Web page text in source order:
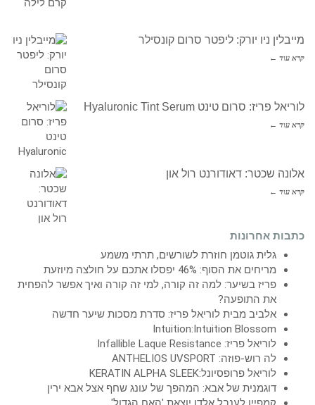
מייבלין ניו יורק: ליפטר סרום קונסילר
קרא עוד ←
לוריאל פריז: סרום טינט Hyaluronic Tint Serum
קרא עוד ←
אלונה שכטר: דאודורנט רול און
קרא עוד ←
כתבות אחרונות
גלית גוטמן חוזרת לשורשים, תרתי משמע
מריחים את הסוף: 46% יפסלו אתכם על חולצה מיוזעת
פריז בשיער: למה זה קורה, למי זה קורה ואיך אפשר להפחית
את התופעה?
אלביב מבית לוריאל פריז: סדרת מסכות שיער חדשה
Intuition:Intuition Blossom
לוריאל פריז: Infallible Laque Resistance
לה רוש-פוזה: ANTHELIOS UVSPORT
לוריאל פרופסיונל:KERATIN ALPHA SLEEK
דוגמנית של אבא: המהפך של עונג שחף אצל אבא ירין